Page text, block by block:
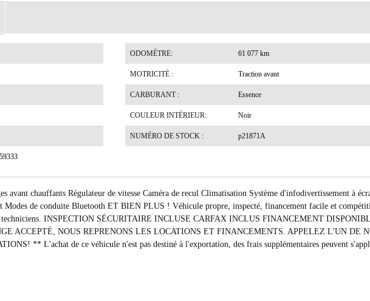
ODOMÈTRE: 61 077 km
MOTRICITÉ : Traction avant
CARBURANT : Essence
COULEUR INTÉRIEUR: Noir
NUMÉRO DE STOCK : p21871A
avant chauffants Régulateur de vitesse Caméra de recul Climatisation Système d'infodivertissement à
Modes de conduite Bluetooth ET BIEN PLUS ! Véhicule propre, inspecté, financement facile et
techniciens. INSPECTION SÉCURITAIRE INCLUSE CARFAX INCLUS FINANCEMENT
ACCEPTÉ, NOUS REPRENONS LES LOCATIONS ET FINANCEMENTS. APPELEZ L'UN DE
** L'achat de ce véhicule n'est pas destiné à l'exportation, des frais supplémentaires peuvent